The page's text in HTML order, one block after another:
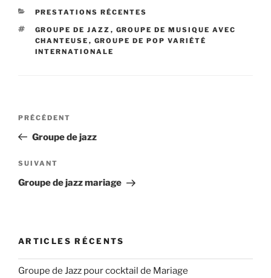
CATÉGORIES
PRESTATIONS RÉCENTES
ÉTIQUETTES
GROUPE DE JAZZ , GROUPE DE MUSIQUE AVEC
CHANTEUSE , GROUPE DE POP VARIÉTÉ
INTERNATIONALE
Navigation
l’article
Article
précédent
PRÉCÉDENT
Groupe de jazz
Article
suivant
SUIVANT
Groupe de jazz mariage
ARTICLES RÉCENTS
Groupe de Jazz pour cocktail de Mariage